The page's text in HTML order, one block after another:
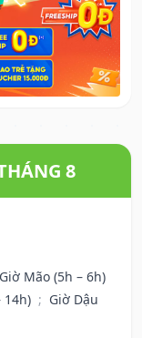
8
Giờ Mão (5h – 6h)
14h) ; Giờ Dậu